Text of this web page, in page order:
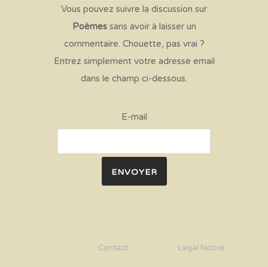
Vous pouvez suivre la discussion sur
Poèmessans avoir à laisser un
commentaire. Chouette, pas vrai ?
Entrez simplement votre adresse email
dans le champ ci-dessous.
E-mail
Contact Legal Notice